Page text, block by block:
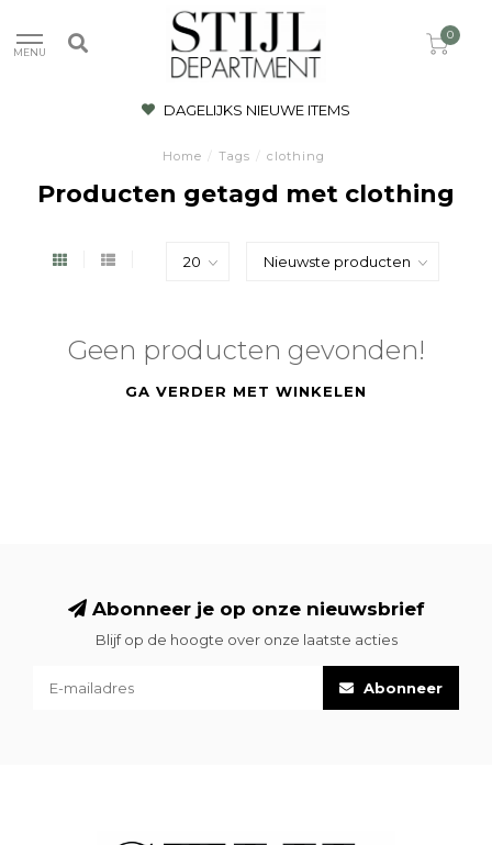
MENU
0
DAGELIJKS NIEUWE ITEMS
Home / Tags / clothing
Producten getagd met clothing
Geen producten gevonden!
GA VERDER MET WINKELEN
Abonneer je op onze nieuwsbrief
Blijf op de hoogte over onze laatste acties
Abonneer